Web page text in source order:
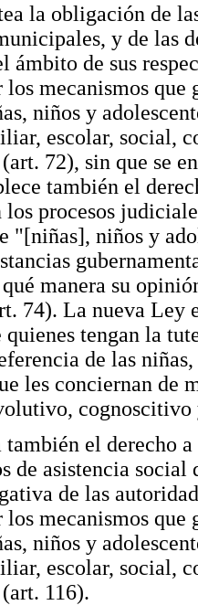
la obligación de
y de las
ámbito de sus
mecanismos
niños y
escolar, social,
72), sin que se
también el
procesos
"[niñas], niños y
manera su
74). La nueva Ley
quienes tengan la
de las
les conciernan de
también el derecho
de asistencia
de las
mecanismos
niños y
escolar, social,
116).